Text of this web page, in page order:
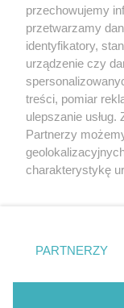
Nie zapomnij
zapoznać się z:
Twojemiasto
Piekary Śląskie
Chorzów
Tarnowskie Góry
Gliwice
przechowujemy
przetwarzamy
identyfikatory,
urządzenie czy
treści, pomiar
ulepszanie
Partnerzy
charakterystykę
zmienić/wycofać
znajdujący się w
rodzaje
użytkownika, ale
PARTNERZY